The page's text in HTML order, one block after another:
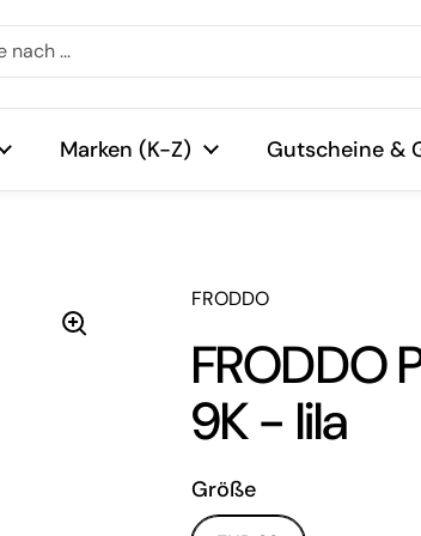
Marken (K-Z) Gutscheine &
FRODDO
FRODDO
9K - lila
Größe